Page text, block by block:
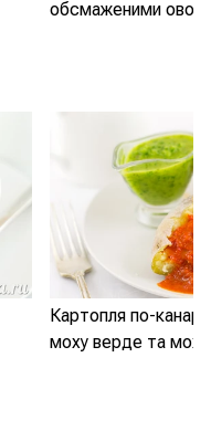
обсмаженими
Картопля по-
моху верде та моху